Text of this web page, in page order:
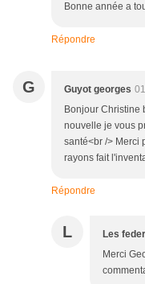
Bonne année a
Répondre
G Guyot georges
Bonjour Christine
nouvelle je vous
santé<br /> Merci
rayons fait
Répondre
L Les
Merci